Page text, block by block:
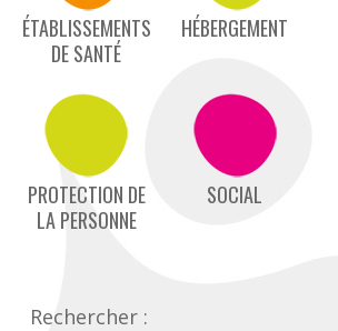
ÉTABLISSEMENTS
DE SANTÉ
HÉBERGEMENT
PROTECTION DE
LA PERSONNE
SOCIAL
Rechercher :